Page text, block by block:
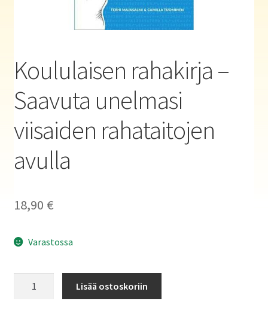
Haluatko kirjailijaksi?
Koululaisen rahakirja –
Saavuta unelmasi
viisaiden rahataitojen
avulla
18,90 €
Varastossa
Lisää ostoskoriin